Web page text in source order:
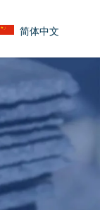
简体中文